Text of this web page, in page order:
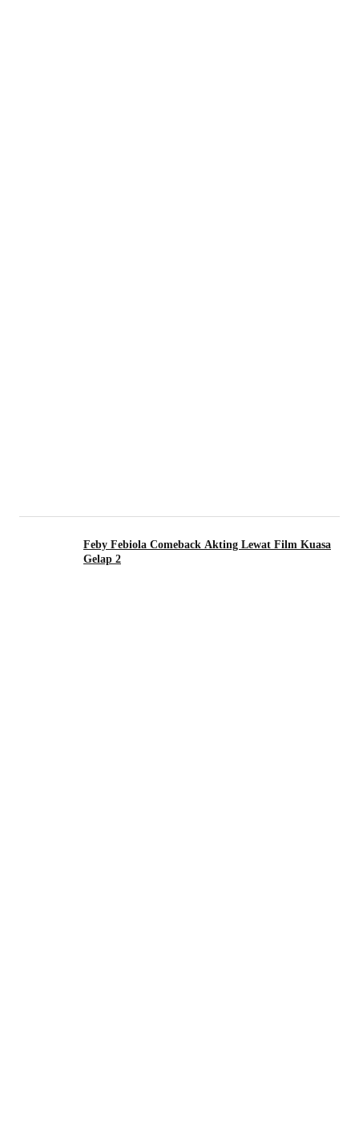
Feby Febiola Comeback Akting Lewat Film Kuasa
Gelap 2